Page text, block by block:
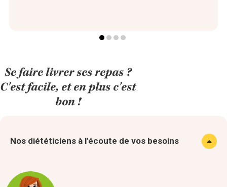
Se faire livrer ses repas ?
C'est facile, et en plus c'est
bon !
Nos diététiciens à l'écoute de vos besoins